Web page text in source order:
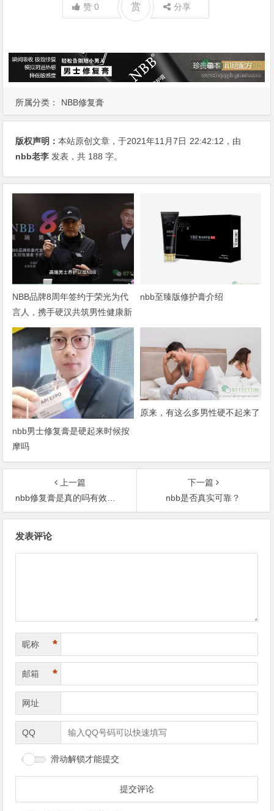
赞0 赏 分享
所属分类： NBB修复膏
版权声明：本站原创文章，于2021年11月7日 22:42:12 ，由
nbb老李 发表，共 188 字。
NBB品牌8周年签约于荣光为代
言人，携手硬汉共筑男性健康新
篇章
nbb至臻版修护膏介绍
nbb男士修复膏是硬起来时候按
摩吗
原来，有这么多男性硬不起来了
上一篇
nbb修复膏是真的吗有效果吗
下一篇
nbb是否真实可靠？
发表评论
昵称 *
邮箱 *
网址
QQ
滑动解锁才能提交